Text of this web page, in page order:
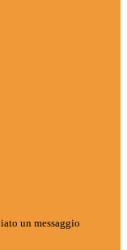
un messaggio